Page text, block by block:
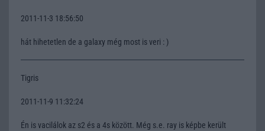
2011-11-3 18:56:50
hát hihetetlen de a galaxy még most is veri : )
Tigris
2011-11-9 11:32:24
Én is vacilálok az s2 és a 4s között. Még s.e. ray is képbe került